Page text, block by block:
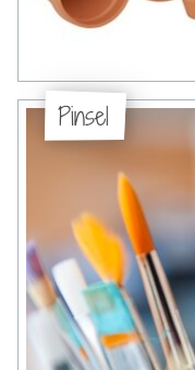
Pinsel